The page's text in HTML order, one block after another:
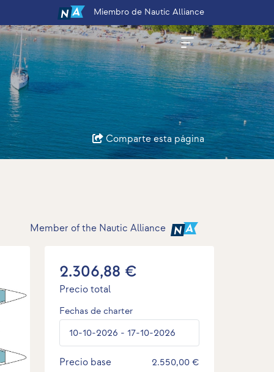
Miembro de Nautic Alliance
Comparte esta página
Member of the Nautic Alliance
2.306,88 €
Precio total
Fechas de charter
Precio base
2.550,00 €